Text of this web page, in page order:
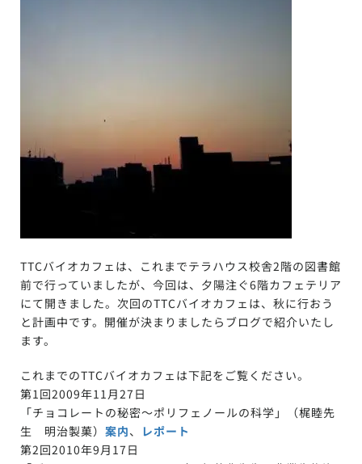
TTCバイオカフェは、これまでテラハウス校舎2階の図書館
前で行っていましたが、今回は、夕陽注ぐ6階カフェテリア
にて開きました。次回のTTCバイオカフェは、秋に行おう
と計画中です。開催が決まりましたらブログで紹介いたし
ます。
これまでのTTCバイオカフェは下記をご覧ください。
第1回2009年11月27日
「チョコレートの秘密〜ポリフェノールの科学」（梶睦先
生 明治製菓） 案内、 レポート
第2回2010年9月17日